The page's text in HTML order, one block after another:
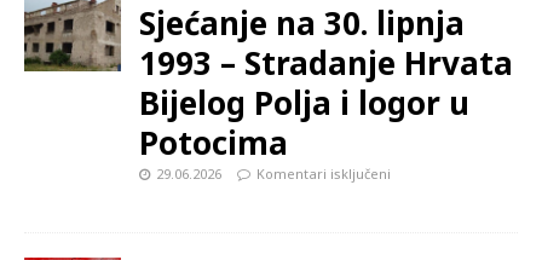
Sjećanje na 30. lipnja
1993 – Stradanje Hrvata
Bijelog Polja i logor u
Potocima
29.06.2026 Komentari isključeni